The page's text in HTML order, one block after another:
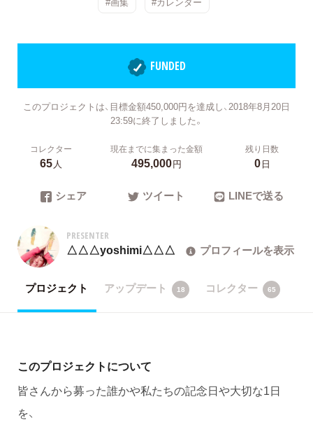
FUNDED
このプロジェクトは、目標金額450,000円を達成し、2018年8月20日
23:59に終了しました。
コレクター
65人
現在までに集まった金額
495,000円
残り日数
0日
シェア ツイート LINEで送る
PRESENTER
△△△yoshimi△△△ プロフィールを表示
プロジェクト アップデート 18 コレクター 65
このプロジェクトについて
皆さんから募った誰かや私たちの記念日や大切な1日
を、